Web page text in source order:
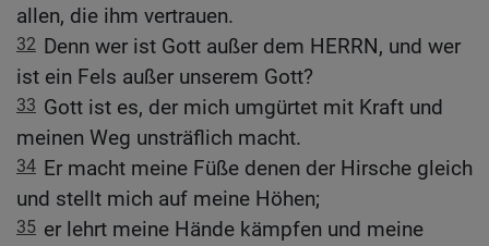
allen, die ihm vertrauen.
32 Denn wer ist Gott außer dem HERRN, und wer
ist ein Fels außer unserem Gott?
33 Gott ist es, der mich umgürtet mit Kraft und
meinen Weg unsträflich macht.
34 Er macht meine Füße denen der Hirsche gleich
und stellt mich auf meine Höhen;
35 er lehrt meine Hände kämpfen und meine